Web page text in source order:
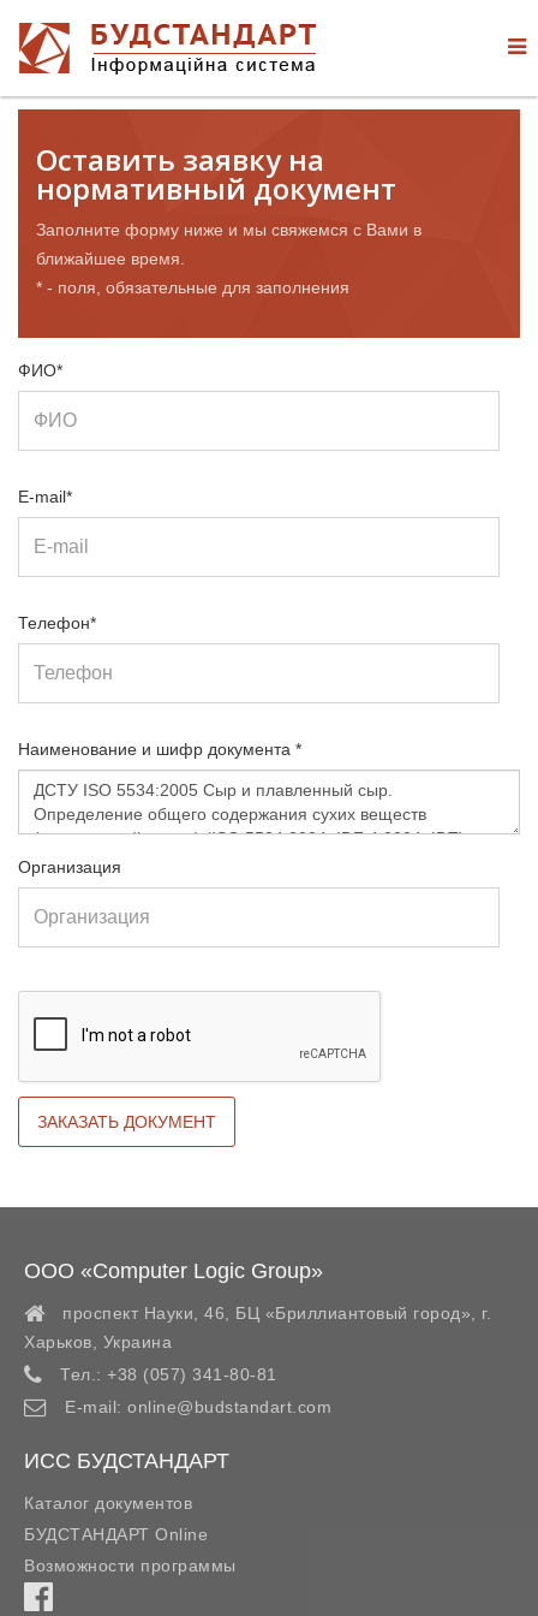
Оставить заявку на
нормативный документ
Заполните форму ниже и мы свяжемся с Вами в
ближайшее время.
* - поля, обязательные для заполнения
ФИО*
E-mail*
Телефон*
Наименование и шифр документа *
Организация
ООО «Computer Logic Group»
проспект Науки, 46, БЦ «Бриллиантовый город»,
г.
Харьков
Украина
Тел.: +38 (057) 341-80-81
E-mail: online@budstandart.com
ИСС БУДСТАНДАРТ
Каталог документов
БУДСТАНДАРТ Online
Возможности программы